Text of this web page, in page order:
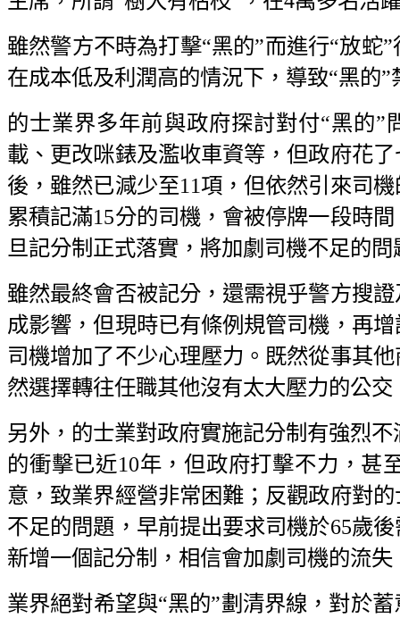
雖然警方不時為打擊“黑的”而進行“放蛇
在成本低及利潤高的情況下，導致“黑的
的士業界多年前與政府探討對付“黑的
載、更改咪錶及濫收車資等，但政府花
後，雖然已減少至11項，但依然引來司
累積記滿15分的司機，會被停牌一段時
旦記分制正式落實，將加劇司機不足的
雖然最終會否被記分，還需視乎警方搜
成影響，但現時已有條例規管司機，再
司機增加了不少心理壓力。既然從事其
然選擇轉往任職其他沒有太大壓力的公
另外，的士業對政府實施記分制有強烈
的衝擊已近10年，但政府打擊不力，甚
意，致業界經營非常困難；反觀政府對
不足的問題，早前提出要求司機於65歲
新增一個記分制，相信會加劇司機的流
業界絕對希望與“黑的”劃清界線，對於